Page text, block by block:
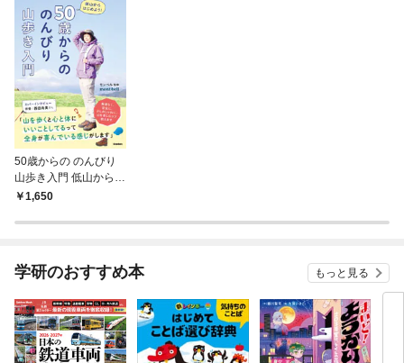
50歳からの のんびり
山歩き入門 低山からは
じめよう！
1,650
学研のおすすめ本 もっと見る